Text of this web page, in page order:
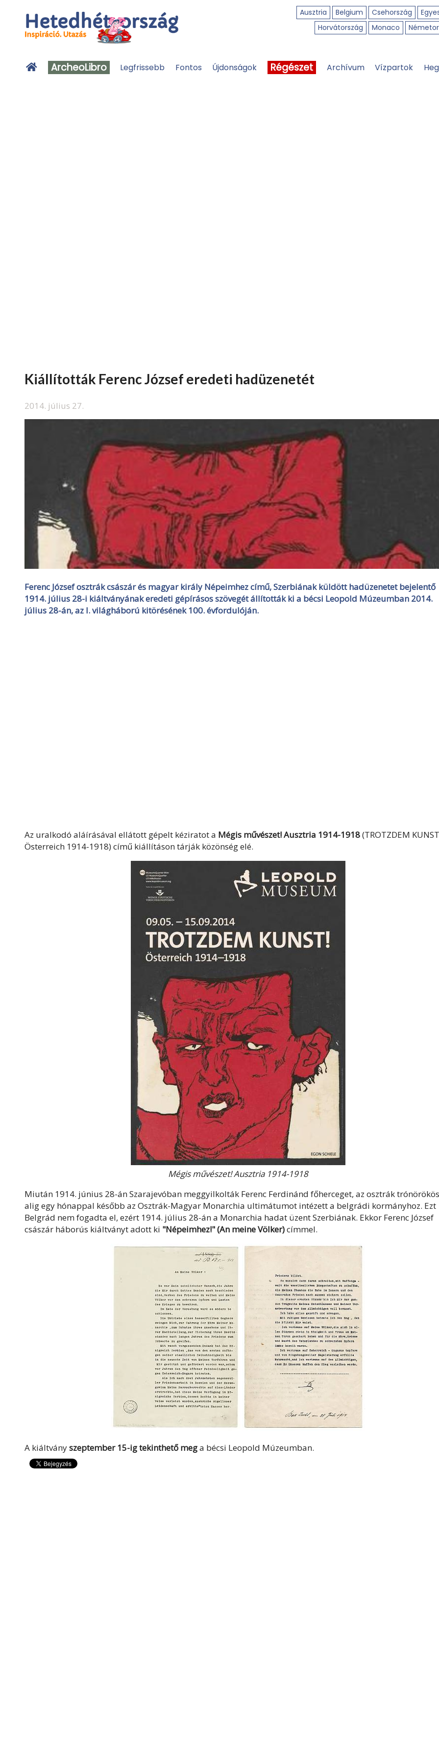
Ausztria Belgium Csehország
Horvátország
Monaco
ArcheoLibro Legfrissebb Fontos Újdonságok Régészet Archívum Vízpartok
Kiállították Ferenc József eredeti hadüzenetét
2014. július 27.
Ferenc József osztrák császár és magyar király Népeimhez című, Szerbiának küldött hadüzenetet bejelentő
1914. július 28-i kiáltványának eredeti gépírásos szövegét állították ki a bécsi Leopold Múzeumban 2014.
július 28-án, az I. világháború kitörésének 100. évfordulóján.
Az uralkodó aláírásával ellátott gépelt kéziratot a Mégis művészet! Ausztria 1914-1918(TROTZDEM
Österreich 1914-1918) című kiállításon tárják közönség elé.
Mégis művészet! Ausztria 1914-1918
Miután 1914. június 28-án Szarajevóban meggyilkolták Ferenc Ferdinánd főherceget, az osztrák
alig egy hónappal később az Osztrák-Magyar Monarchia ultimátumot intézett a belgrádi kormányhoz. Ezt
Belgrád nem fogadta el, ezért 1914. július 28-án a Monarchia hadat üzent Szerbiának. Ekkor Ferenc József
császár háborús kiáltványt adott ki "Népeimhez!" (An meine Völker)címmel.
A kiáltványszeptember 15-ig tekinthető mega bécsi Leopold Múzeumban.